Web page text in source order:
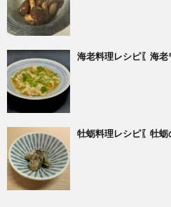
海老料理レシピ〖海老
牡蛎料理レシピ〖牡蛎